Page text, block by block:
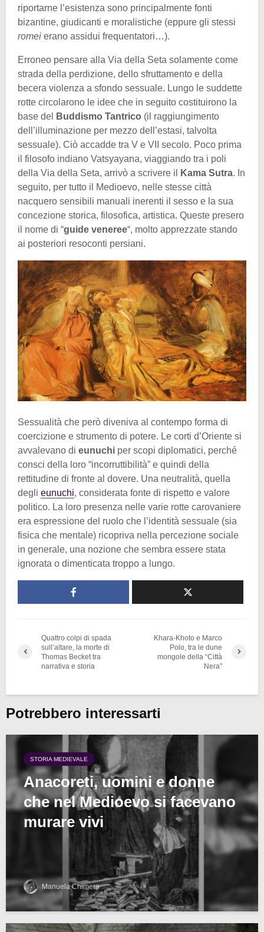
riportarne l’esistenza sono principalmente fonti
bizantine, giudicanti e moralistiche (eppure gli stessi
romei erano assidui frequentatori…).
Erroneo pensare alla Via della Seta solamente come
strada della perdizione, dello sfruttamento e della
becera violenza a sfondo sessuale. Lungo le suddette
rotte circolarono le idee che in seguito costituirono la
base del
Buddismo Tantrico (il raggiungimento
dell’illuminazione per mezzo dell’estasi, talvolta
sessuale). Ciò accadde tra V e VII secolo. Poco prima
il filosofo indiano Vatsyayana, viaggiando tra i poli
della Via della Seta, arrivò a scrivere il
Kama Sutra. In
seguito, per tutto il Medioevo, nelle stesse città
nacquero sensibili manuali inerenti il sesso e la sua
concezione storica, filosofica, artistica. Queste presero
il nome di “guide veneree“, molto apprezzate stando
ai posteriori resoconti persiani.
Sessualità che però diveniva al contempo forma di
coercizione e strumento di potere. Le corti d’Oriente si
avvalevano di eunuchi per scopi diplomatici, perché
consci della loro “incorruttibilità” e quindi della
rettitudine di fronte al dovere. Una neutralità, quella
degli eunuchi, considerata fonte di rispetto e valore
politico. La loro presenza nelle varie rotte carovaniere
era espressione del ruolo che l’identità sessuale (sia
fisica che mentale) ricopriva nella percezione sociale
in generale, una nozione che sembra essere stata
ignorata o dimenticata troppo a lungo.
Quattro colpi di spada
sull’altare, la morte di
Thomas Becket tra
narrativa e storia
Khara-Khoto e Marco
Polo, tra le dune
mongole della “Città
Nera”
Potrebbero interessarti
STORIA MEDIEVALE
Anacoreti, uomini e donne
che nel Medioevo si facevano
murare vivi
Manuela Chimera